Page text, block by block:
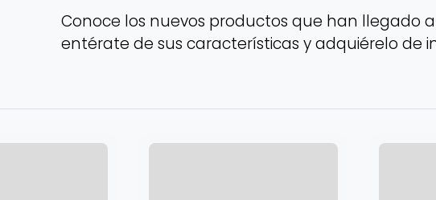
Conoce los nuevos productos que han llegado
entérate de sus características y adquiérelo de